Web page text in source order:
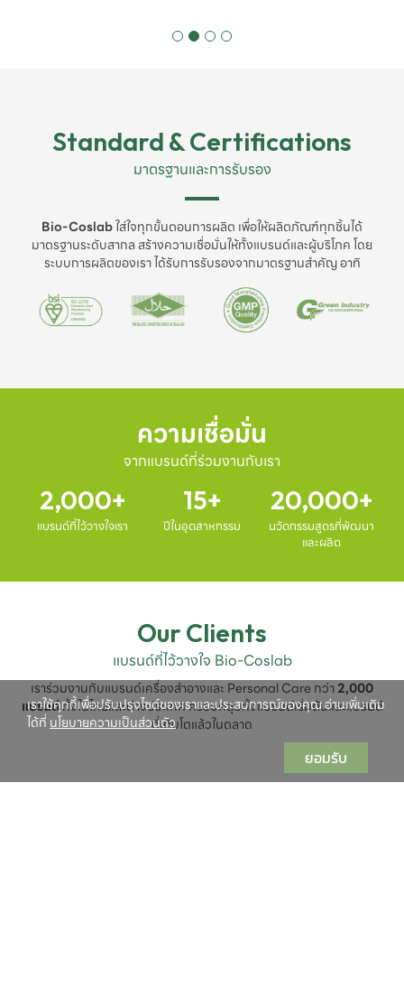
Standard & Certifications
มาตรฐานและการรับรอง
Bio-Coslabใส่ใจทุกขั้นตอนการผลิต เพื่อให้ผลิตภัณฑ์ทุกชิ้นได้
มาตรฐานระดับสากล สร้างความเชื่อมั่นให้ทั้งแบรนด์และผู้บริโภค โดย
ระบบการผลิตของเรา ได้รับการรับรองจากมาตรฐานสำคัญ อาทิ
ความเชื่อมั่น
จากแบรนด์ที่ร่วมงานกับเรา
2,000
แบรนด์ที่ไว้วางใจเรา
15
ปีในอุตสาหกรรม
20,000
นวัตกรรมสูตรที่พัฒนา
และผลิต
Our Clients
แบรนด์ที่ไว้วางใจ Bio-Coslab
เราร่วมงานกับแบรนด์เครื่องสำอางและ Personal Care กว่า 2,000
แบรนด์ทั้งในไทยและต่างประเทศ ครอบคลุมทั้งแบรนด์เริ่มต้นและแบรนด์
ที่เติบโตแล้วในตลาด
เราใช้คุกกี้เพื่อปรับปรุงไซต์ของเราและประสบการณ์ของคุณ อ่านเพิ่มเติม
ได้ที่ นโยบายความเป็นส่วนตัว
ยอมรับ